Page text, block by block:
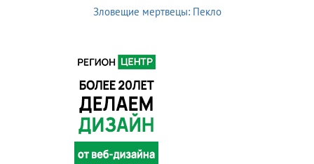
Зловещие мертвецы: Пекло